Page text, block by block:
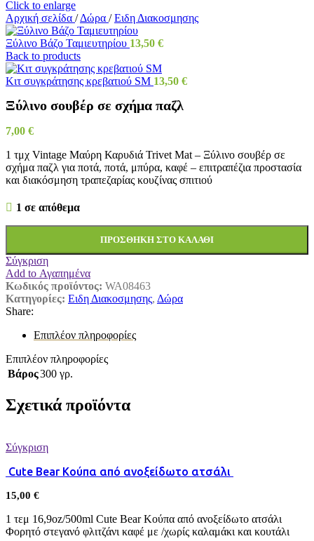
Click to enlarge
Αρχική σελίδα / Δώρα / Eιδη Διακοσμησης
Ξύλινο Βάζο Ταμιευτηρίου 13,50 €
Back to products
Κιτ συγκράτησης κρεβατιού SM 13,50 €
Ξύλινο σουβέρ σε σχήμα παζλ
7,00 €
1 τμχ Vintage Μαύρη Καρυδιά Trivet Mat – Ξύλινο σουβέρ σε
σχήμα παζλ για ποτά, ποτά, μπύρα, καφέ – επιτραπέζια προστασία
και διακόσμηση τραπεζαρίας κουζίνας σπιτιού
1 σε απόθεμα
ΠΡΟΣΘΉΚΗ ΣΤΟ ΚΑΛΆΘΙ
Σύγκριση
Add to Αγαπημένα
Κωδικός προϊόντος: WA08463
Κατηγορίες: Eιδη Διακοσμησης, Δώρα
Share:
Επιπλέον πληροφορίες
Επιπλέον πληροφορίες
Βάρος300 γρ.
Σχετικά προϊόντα
Σύγκριση
Cute Bear Κούπα από ανοξείδωτο ατσάλι
15,00 €
1 τεμ 16,9oz/500ml Cute Bear Κούπα από ανοξείδωτο ατσάλι
Φορητό στεγανό φλιτζάνι καφέ με /χωρίς καλαμάκι και κουτάλι